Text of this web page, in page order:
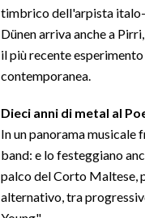
timbrico dell'arpista
Dünen arriva anche a
il più recente
contemporanea.
Dieci anni di metal al
In un panorama
band: e lo festeggiano
palco del Corto Maltese,
alternativo, tra